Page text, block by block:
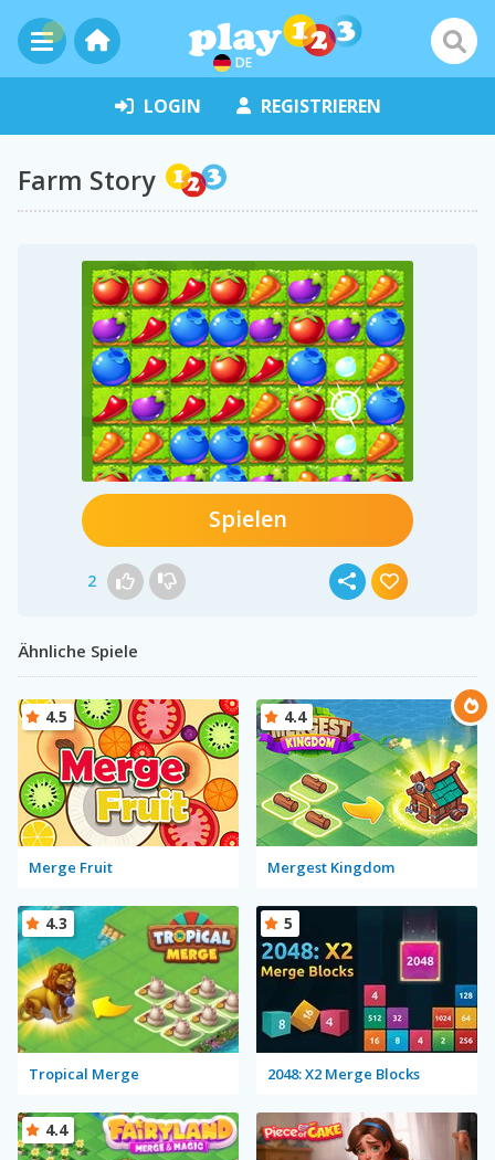
DE
LOGIN REGISTRIEREN
Farm Story
Spielen
2
Ähnliche Spiele
Merge Fruit
4.5
Mergest Kingdom
4.4
Tropical Merge
4.3
2048: X2 Merge Blocks
5
4.4